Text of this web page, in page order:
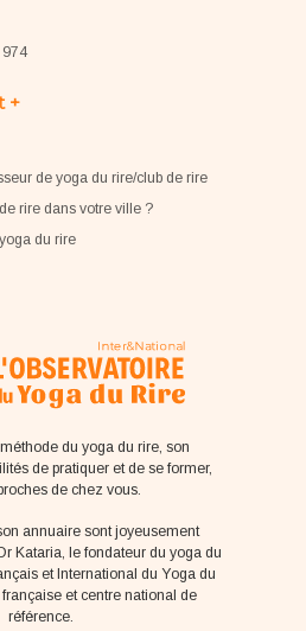
974
+
de yoga du rire/club de rire
rire dans votre ville ?
du rire
du yoga du rire, son
de pratiquer et de se former,
de chez vous.
annuaire sont joyeusement
Kataria, le fondateur du yoga du
et International du Yoga du
et centre national de
référence.